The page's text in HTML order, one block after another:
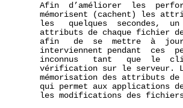
Afin  d’améliorer  les
mémorisent (cachent) les
les   quelques  secondes,
attributs de chaque fichier
afin   de  se  mettre  à
interviennent pendant  ces
inconnus   tant   que  le
vérification sur le
mémorisation des attributs
qui permet aux applications
les modifications des